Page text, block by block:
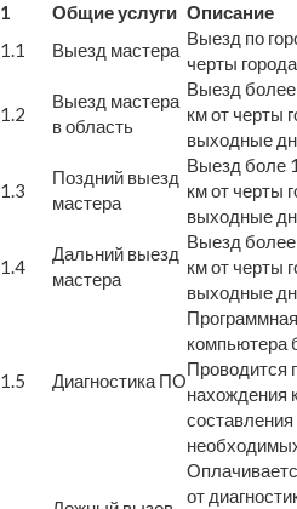
1
Общие услуги Описание
1.1
Выезд мастера
Выезд по
черты города
1.2
Выезд мастера
в область
Выезд
км от черты
выходные
1.3
Поздний выезд
мастера
Выезд боле
км от черты
выходные
1.4
Дальний выезд
мастера
Выезд
км от черты
выходные
1.5 Диагностика ПО
компьютера
Проводится
нахождения
от